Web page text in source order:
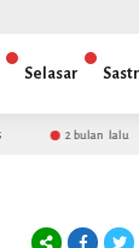
Selasar
2 bulan lalu